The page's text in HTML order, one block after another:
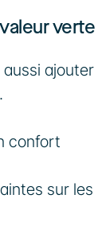
verte
aussi ajouter
confort